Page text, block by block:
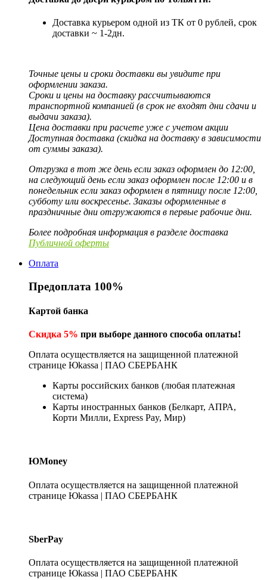
Доставка курьером одной из ТК от 0 рублей, срок
доставки ~ 1-2дн.
Точные цены и сроки доставки вы увидите при
оформлении заказа.
Сроки и цены на доставку рассчитываются
транспортной компанией (в срок не входят дни сдачи и
выдачи заказа).
Цена доставки при расчете уже с учетом акции
Доступная доставка (скидка на доставку в зависимости
от суммы заказа).
Отгрузка в тот же день если заказ оформлен до 12:00,
на следующий день если заказ оформлен после 12:00 и в
понедельник если заказ оформлен в пятницу после 12:00,
субботу или воскресенье. Заказы оформленные в
праздничные дни отгружаются в первые рабочие дни.
Более подробная информация в разделе доставка
Публичной оферты
Оплата
Предоплата 100%
Картой банка
Скидка 5% при выборе данного способа оплаты!
Оплата осуществляется на защищенной платежной
странице Юkassa | ПАО СБЕРБАНК
Карты российских банков (любая платежная
система)
Карты иностранных банков (Белкарт, АПРА,
Корти Милли, Express Pay, Мир)
ЮMoney
Оплата осуществляется на защищенной платежной
странице Юkassa | ПАО СБЕРБАНК
SberPay
Оплата осуществляется на защищенной платежной
странице Юkassa | ПАО СБЕРБАНК